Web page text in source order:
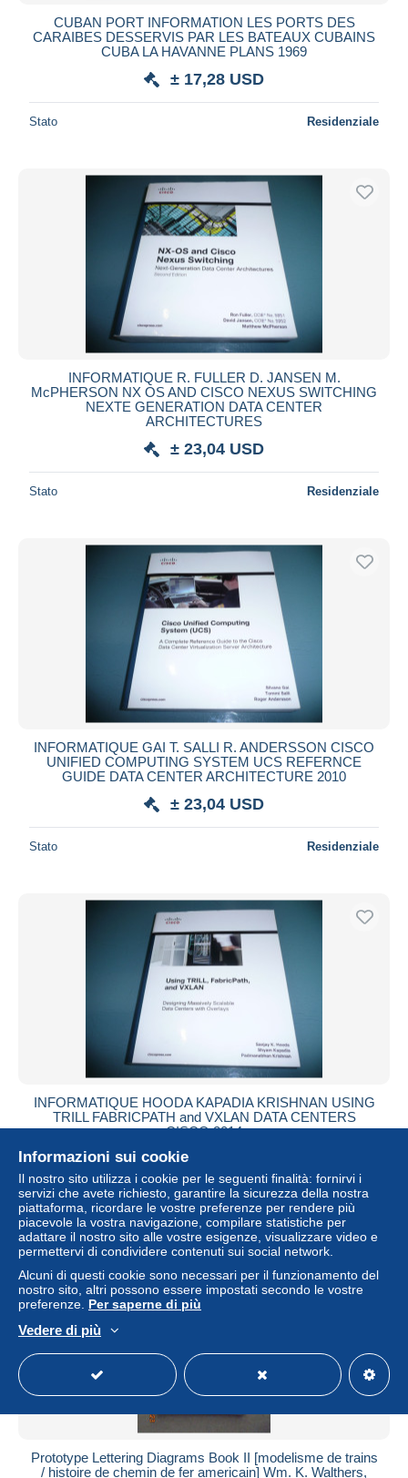
CUBAN PORT INFORMATION LES PORTS DES
CARAIBES DESSERVIS PAR LES BATEAUX CUBAINS
CUBA LA HAVANNE PLANS 1969
± 17,28 USD
Stato Residenziale
INFORMATIQUE R. FULLER D. JANSEN M.
McPHERSON NX OS AND CISCO NEXUS SWITCHING
NEXTE GENERATION DATA CENTER
ARCHITECTURES
± 23,04 USD
Stato Residenziale
INFORMATIQUE GAI T. SALLI R. ANDERSSON CISCO
UNIFIED COMPUTING SYSTEM UCS REFERNCE
GUIDE DATA CENTER ARCHITECTURE 2010
± 23,04 USD
Stato Residenziale
INFORMATIQUE HOODA KAPADIA KRISHNAN USING
TRILL FABRICPATH and VXLAN DATA CENTERS
CISCO 2014
± 23,04 USD
Stato Residenziale
Prototype Lettering Diagrams Book II [modelisme de trains
/ histoire de chemin de fer americain] Wm. K. Walthers,
Informazioni sui cookie
Il nostro sito utilizza i cookie per le seguenti finalità: fornirvi i
servizi che avete richiesto, garantire la sicurezza della nostra
piattaforma, ricordare le vostre preferenze per rendere più
piacevole la vostra navigazione, compilare statistiche per
adattare il nostro sito alle vostre esigenze, visualizzare video e
permettervi di condividere contenuti sui social network.
Alcuni di questi cookie sono necessari per il funzionamento del
nostro sito, altri possono essere impostati secondo le vostre
preferenze. Per saperne di più
Vedere di più